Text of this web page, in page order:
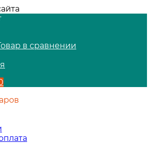
в сравнении